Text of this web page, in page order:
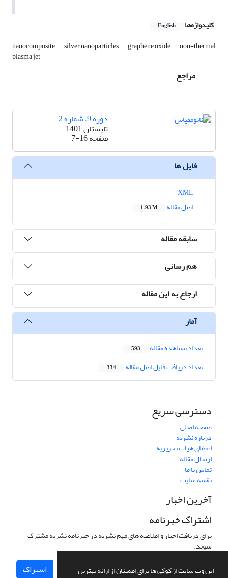
این وب سایت از کوکی ها برای اطمینان از ارائه بهترین
کلیدواژه‌ها English
nanocomposite silver nanoparticles graphene oxide non-thermal
plasma jet
مراجع
دوره 9، شماره 2
تابستان 1401
صفحه7-16
فایل ها
اصل مقاله
1.93 M
سابقه مقاله
هم رسانی
ارجاع به این مقاله
آمار
تعداد مشاهده مقاله 593
تعداد دریافت فایل اصل مقاله 334
دسترسی سریع
صفحه اصلی
درباره نشریه
اعضای هیات تحریریه
ارسال مقاله
تماس با ما
نقشه سایت
آخرین اخبار
اشتراک خبرنامه
برای دریافت اخبار و اطلاعیه های مهم نشریه در خبرنامه نشریه مشترک
شوید.
اشتراک